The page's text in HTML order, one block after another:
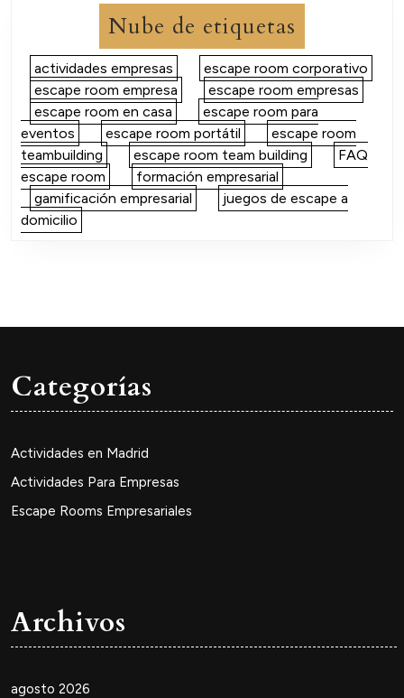
Nube de etiquetas
actividades empresas
escape room corporativo
escape room empresa
escape room empresas
escape room en casa
escape room para
eventos
escape room portátil
escape room
teambuilding
escape room team building
FAQ
escape room
formación empresarial
gamificación empresarial
juegos de escape a
domicilio
Categorías
Actividades en Madrid
Actividades Para Empresas
Escape Rooms Empresariales
Archivos
agosto 2026